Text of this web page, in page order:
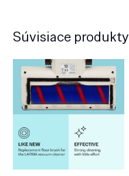
Súvisiace produkty